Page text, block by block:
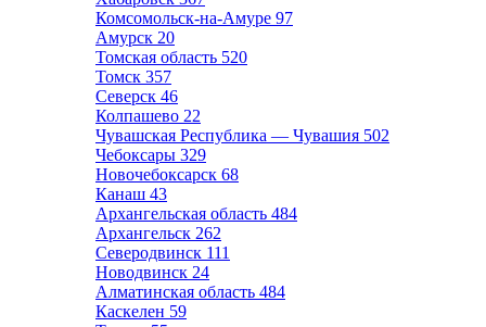
Комсомольск-на-Амуре 97
Амурск 20
Томская область 520
Томск 357
Северск 46
Колпашево 22
Чувашская Республика — Чувашия 502
Чебоксары 329
Новочебоксарск 68
Канаш 43
Архангельская область 484
Архангельск 262
Северодвинск 111
Новодвинск 24
Алматинская область 484
Каскелен 59